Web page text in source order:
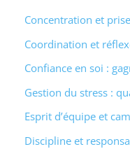
Concentration et
Coordination et
Confiance en soi :
Gestion du stress :
Esprit d’équipe et
Discipline et